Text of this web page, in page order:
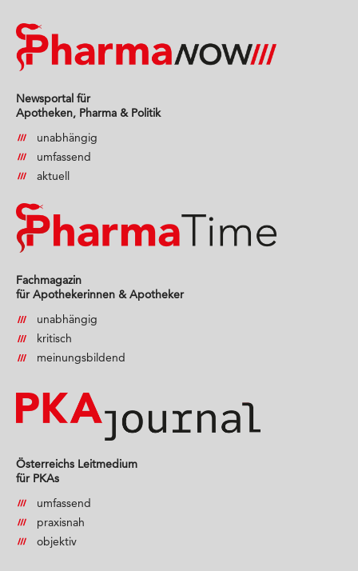
Newsportal für
Apotheken, Pharma & Politik
unabhängig
umfassend
aktuell
Fachmagazin
für Apothekerinnen & Apotheker
unabhängig
kritisch
meinungsbildend
Österreichs Leitmedium
für PKAs
umfassend
praxisnah
objektiv